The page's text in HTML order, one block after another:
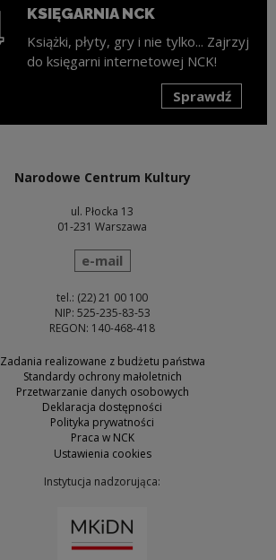
KSIĘGARNIA NCK
Książki, płyty, gry i nie tylko... Zajrzyj
do księgarni internetowej NCK!
Sprawdź
Narodowe Centrum Kultury
ul. Płocka 13
01-231 Warszawa
wyślij wiadomość
e-mail
tel.: (22) 21 00 100
NIP: 525-235-83-53
REGON: 140-468-418
Zadania realizowane z budżetu państwa
Standardy ochrony małoletnich
Przetwarzanie danych osobowych
Deklaracja dostępności
Polityka prywatności
Praca w NCK
Ustawienia cookies
Instytucja nadzorująca: